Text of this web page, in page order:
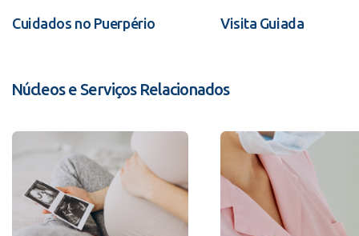
Cuidados no Puerpério Visita Guiada
Núcleos e Serviços Relacionados